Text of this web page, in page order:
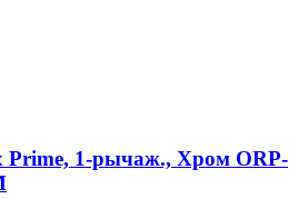
Prime, 1-рычаж., Хром ORP-